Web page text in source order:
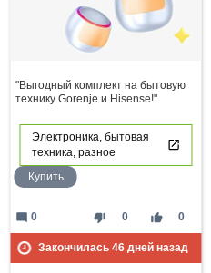
"Выгодный комплект на бытовую
технику Gorenje и Hisense!"
Электроника, бытовая
техника, разное
Купить
thumb_down 0 thumb_up 0
mode_comment 0
Закончилась 46дней назад